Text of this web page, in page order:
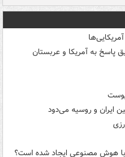
پاسخ به آمریکا و عربستان
ایران و روسیه می‌دود
با هوش مصنوعی ایجاد شده است؟